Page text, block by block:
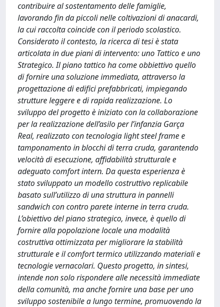
contribuire al sostentamento delle famiglie,
lavorando fin da piccoli nelle coltivazioni di anacardi,
la cui raccolta coincide con il periodo scolastico.
Considerato il contesto, la ricerca di tesi è stata
articolata in due piani di intervento: uno Tattico e uno
Strategico. Il piano tattico ha come obbiettivo quello
di fornire una soluzione immediata, attraverso la
progettazione di edifici prefabbricati, impiegando
strutture leggere e di rapida realizzazione. Lo
sviluppo del progetto è iniziato con la collaborazione
per la realizzazione dell’asilo per l’infanzia Garça
Real, realizzato con tecnologia light steel frame e
tamponamento in blocchi di terra cruda, garantendo
velocità di esecuzione, affidabilità strutturale e
adeguato comfort intern. Da questa esperienza è
stato sviluppato un modello costruttivo replicabile
basato sull’utilizzo di una struttura in pannelli
sandwich con contro parete interne in terra cruda.
L’obiettivo del piano strategico, invece, è quello di
fornire alla popolazione locale una modalità
costruttiva ottimizzata per migliorare la stabilità
strutturale e il comfort termico utilizzando materiali e
tecnologie vernacolari. Questo progetto, in sintesi,
intende non solo rispondere alle necessità immediate
della comunità, ma anche fornire una base per uno
sviluppo sostenibile a lungo termine, promuovendo la